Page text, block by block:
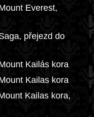
Everest,
přejezd do
Kailás kora
Kailas kora
Kailas kora,